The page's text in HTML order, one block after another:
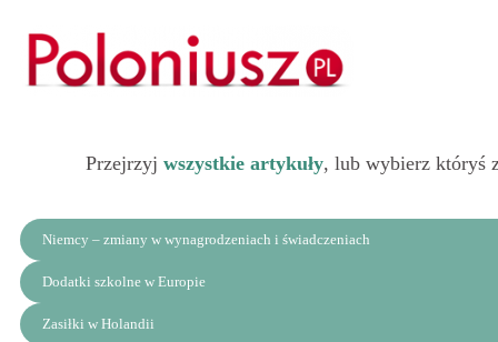
Przejrzyj wszystkie artykuły, lub wybierz któryś
Niemcy – zmiany w wynagrodzeniach i świadczeniach
Dodatki szkolne w Europie
Zasiłki w Holandii